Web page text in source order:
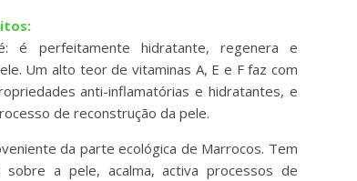
é perfeitamente hidratante, regenera e
Um alto teor de vitaminas A, E e F faz com
anti-inflamatórias e hidratantes, e
de reconstrução da pele.
da parte ecológica de Marrocos. Tem
a pele, acalma, activa processos de